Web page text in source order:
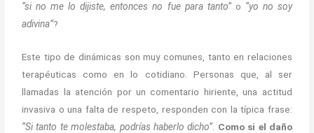
“si no me lo dijiste, entonces no fue para tanto”o “yo no soy
adivina”?
Este tipo de dinámicas son muy comunes, tanto en relaciones
terapéuticas como en lo cotidiano. Personas que, al ser
llamadas la atención por un comentario hiriente, una actitud
invasiva o una falta de respeto, responden con la típica frase:
“Si tanto te molestaba, podrías haberlo dicho”. Como si el daño